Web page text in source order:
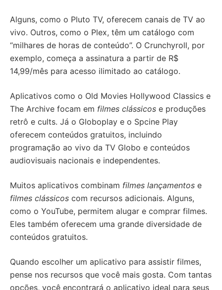
Alguns, como o Pluto TV, oferecem canais de TV ao
vivo. Outros, como o Plex, têm um catálogo com
“milhares de horas de conteúdo”. O Crunchyroll, por
exemplo, começa a assinatura a partir de R$
14,99/mês para acesso ilimitado ao catálogo.
Aplicativos como o Old Movies Hollywood Classics e
The Archive focam em filmes clássicos e produções
retrô e cults. Já o Globoplay e o Spcine Play
oferecem conteúdos gratuitos, incluindo
programação ao vivo da TV Globo e conteúdos
audiovisuais nacionais e independentes.
Muitos aplicativos combinam filmes lançamentos e
filmes clássicos com recursos adicionais. Alguns,
como o YouTube, permitem alugar e comprar filmes.
Eles também oferecem uma grande diversidade de
conteúdos gratuitos.
Quando escolher um aplicativo para assistir filmes,
pense nos recursos que você mais gosta. Com tantas
opções, você encontrará o aplicativo ideal para seus